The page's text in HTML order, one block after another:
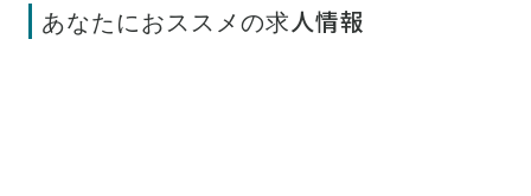
あなたにおススメの求人情報